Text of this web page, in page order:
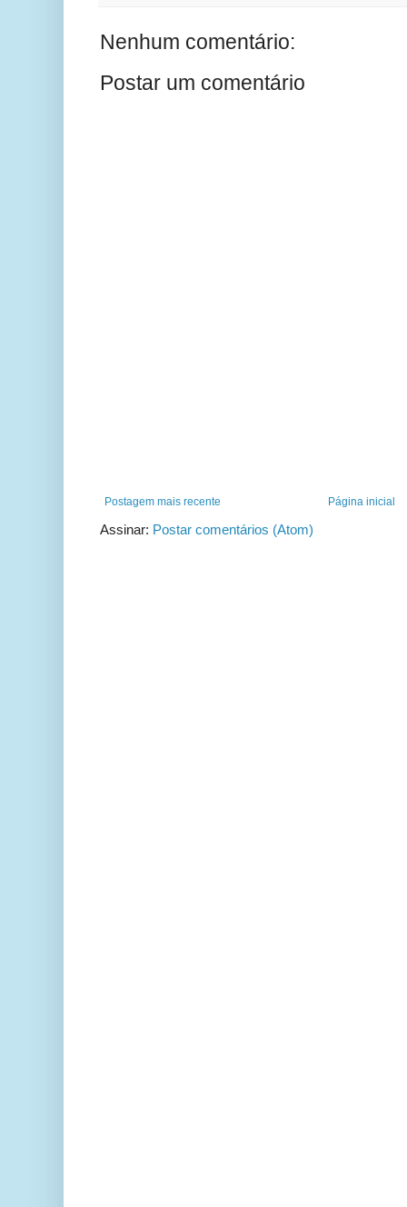
Nenhum comentário:
Postar um comentário
Postagem mais recente Página inicial
Assinar: Postar comentários (Atom)